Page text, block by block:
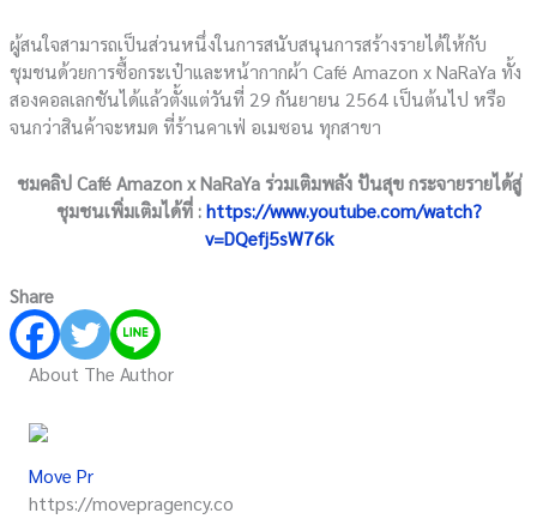
ผู้สนใจสามารถเป็นส่วนหนึ่งในการสนับสนุนการสร้างรายได้ให้กับ
ชุมชนด้วยการซื้อกระเป๋าและหน้ากากผ้า Café Amazon x NaRaYa ทั้ง
สองคอลเลกชันได้แล้วตั้งแต่วันที่ 29 กันยายน 2564 เป็นต้นไป หรือ
จนกว่าสินค้าจะหมด ที่ร้านคาเฟ่ อเมซอน ทุกสาขา
ชมคลิป Café Amazon x NaRaYa ร่วมเติมพลัง ปันสุข กระจายรายได้สู่
ชุมชนเพิ่มเติมได้ที่ :https://www.youtube.com/watch?
v=DQefj5sW76k
Share
About The Author
Move Pr
https://movepragency.co